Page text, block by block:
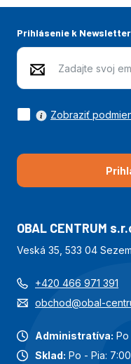
Prihlásenie k
Zobraziť
OBAL CENTRUM
Veská 35, 533 04
+420 466 971 391
obchod@obal-
Administratíva: Po
Sklad: Po - Pia: